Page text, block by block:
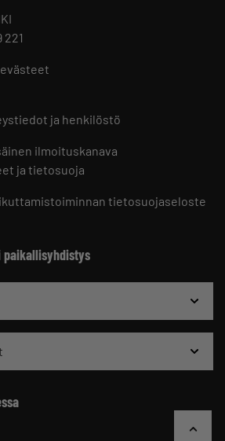
ja henkilöstö
ilmoituskanava
ja tietosuoja
tietosuojaseloste